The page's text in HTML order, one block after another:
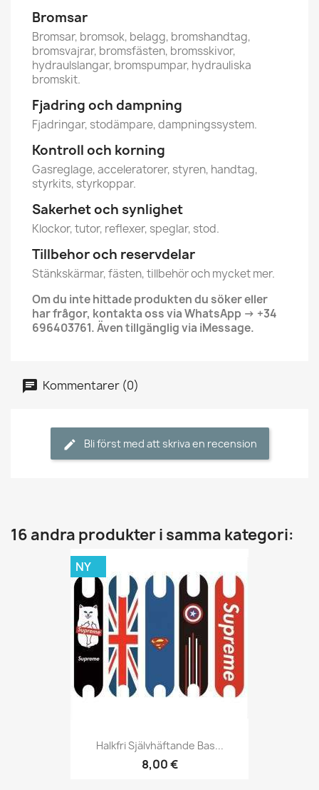
Bromsar
Bromsar, bromsok, belagg, bromshandtag,
bromsvajrar, bromsfästen, bromsskivor,
hydraulslangar, bromspumpar, hydrauliska
bromskit.
Fjadring och dampning
Fjadringar, stodämpare, dampningssystem.
Kontroll och korning
Gasreglage, acceleratorer, styren, handtag,
styrkits, styrkoppar.
Sakerhet och synlighet
Klockor, tutor, reflexer, speglar, stod.
Tillbehor och reservdelar
Stänkskärmar, fästen, tillbehör och mycket mer.
Om du inte hittade produkten du söker eller
har frågor, kontakta oss via WhatsApp → +34
696403761. Även tillgänglig via iMessage.
Kommentarer (0)
Bli först med att skriva en recension
16 andra produkter i samma kategori:
Halkfri Självhäftande Bas...
8,00 €
NY